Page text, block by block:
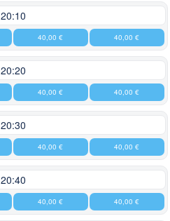
20:10
40,00 € 40,00 €
20:20
40,00 € 40,00 €
20:30
40,00 € 40,00 €
20:40
40,00 € 40,00 €